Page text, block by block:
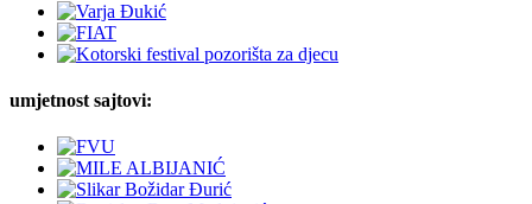
umjetnost sajtovi: